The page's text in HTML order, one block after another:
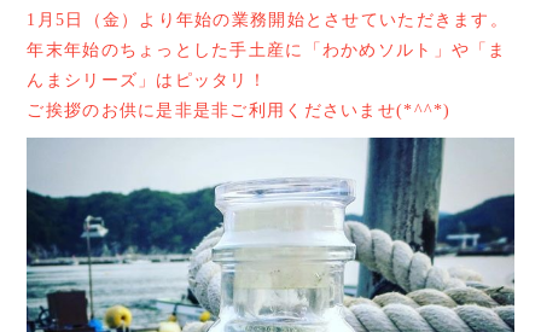
1月5日（金）より年始の業務開始とさせていただきます。
年末年始のちょっとした手土産に「わかめソルト」や「ま
んまシリーズ」はピッタリ！
ご挨拶のお供に是非是非ご利用くださいませ(*^^*)